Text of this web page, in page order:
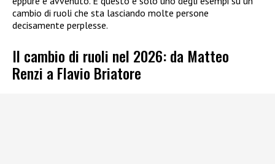
cambio di ruoli che sta lasciando molte persone
decisamente perplesse.
Il cambio di ruoli nel 2026: da Matteo
Renzi a Flavio Briatore